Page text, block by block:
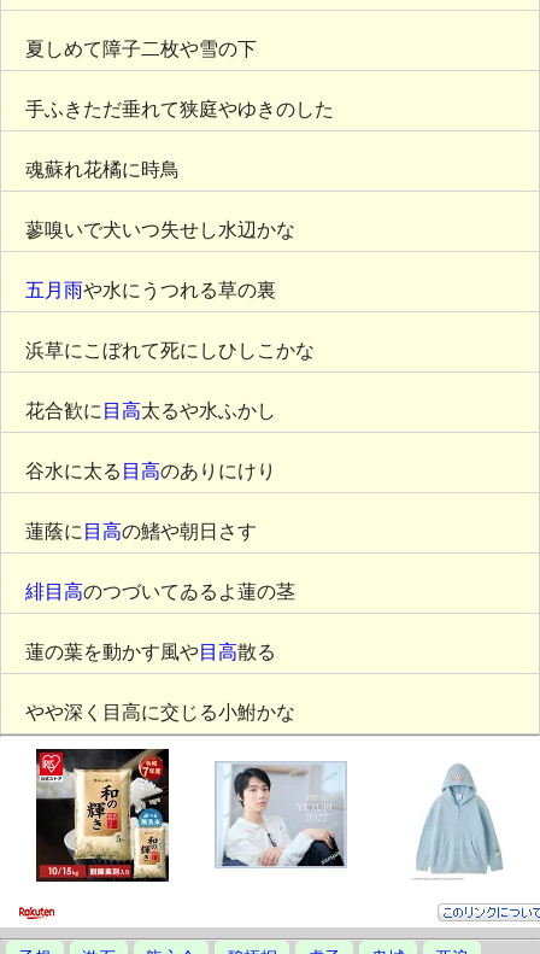
夏しめて障子二枚や雪の下
手ふきただ垂れて狭庭やゆきのした
魂蘇れ花橘に時鳥
蓼嗅いで犬いつ失せし水辺かな
五月雨や水にうつれる草の裏
浜草にこぼれて死にしひしこかな
花合歓に 目高太るや水ふかし
谷水に太る 目高のありにけり
蓮蔭に 目高の鰭や朝日さす
緋目高のつづいてゐるよ蓮の茎
蓮の葉を動かす風や目高散る
やや深く目高に交じる小鮒かな